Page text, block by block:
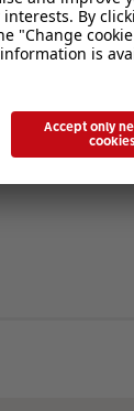
ermöglicht